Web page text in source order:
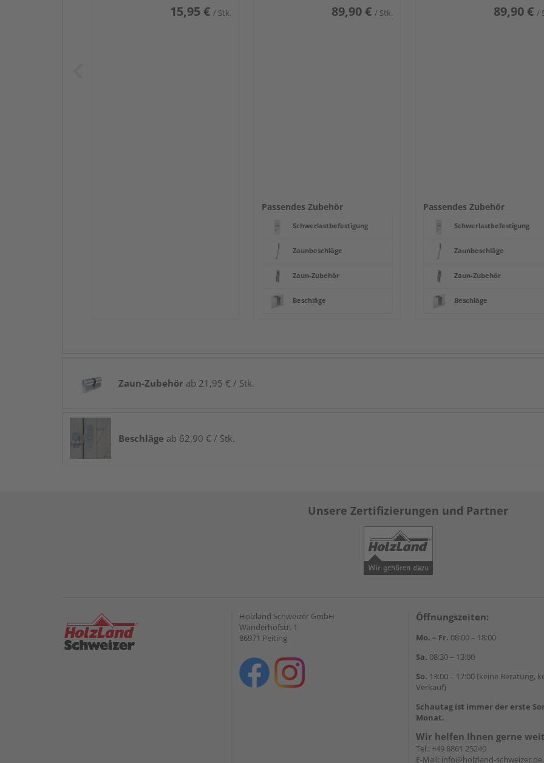
15,95 € / Stk. 89,90 € / Stk.
Passendes Zubehör
Schwerlastbefestigung
Zaunbeschläge
Zaun-Zubehör
Beschläge
89,90 € /
Passendes Zubehör
Schwerlastbefestigung
Zaunbeschläge
Zaun-Zubehör
Beschläge
Zaun-Zubehör ab 21,95 € / Stk.
Beschläge ab 62,90 € / Stk.
Unsere Zertifizierungen und Partner
Holzland Schweizer GmbH
Wanderhofstr. 1
86971 Peiting
Öffnungszeiten:
Mo. – Fr. 08:00 – 18:00
Sa. 08:30 – 13:00
So. 13:00 – 17:00 (keine Beratung,
Verkauf)
Schautag ist immer der erste
Monat.
Wir helfen Ihnen gerne
Tel.: +49 8861 25240
E-Mail: info@holzland-schweizer.de